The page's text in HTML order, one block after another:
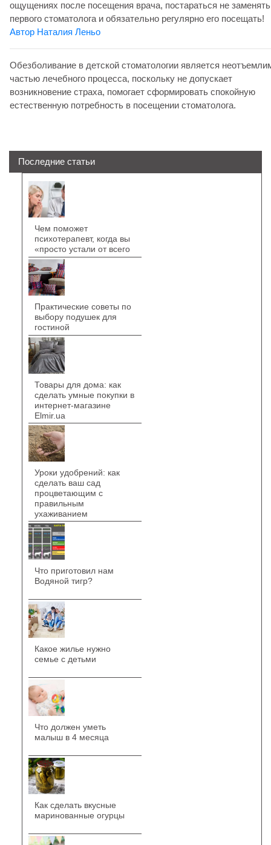
ощущениях после посещения врача, постараться не заменять
первого стоматолога и обязательно регулярно его посещать!
Автор Наталия Леньо
Обезболивание в детской стоматологии является
частью лечебного процесса, поскольку не допускает
возникновение страха, помогает сформировать спокойную
естественную потребность в посещении стоматолога.
Последние статьи
Чем поможет
психотерапевт, когда вы
«просто устали от всего
Практические советы по
выбору подушек для
гостиной
Товары для дома: как
сделать умные покупки в
интернет-магазине
Elmir.ua
Уроки удобрений: как
сделать ваш сад
процветающим с
правильным
ухаживанием
Что приготовил нам
Водяной тигр?
Какое жилье нужно
семье с детьми
Что должен уметь
малыш в 4 месяца
Как сделать вкусные
маринованные огурцы